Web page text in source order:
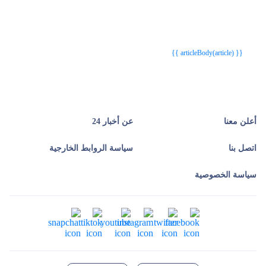
{{ articleBody(article) }}
أعلن معنا عن أخبار 24
اتصل بنا سياسة الروابط الخارجية
سياسة الخصوصية